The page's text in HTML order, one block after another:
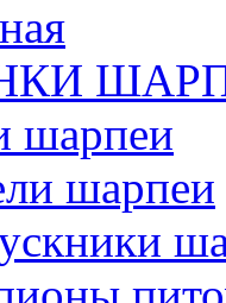
шарпеи
шарпеи